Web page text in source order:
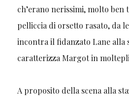
ch’erano nerissimi, molto ben
pelliccia di orsetto rasato, da
incontra il fidanzato Lane alla
caratterizza Margot in
A proposito della scena alla